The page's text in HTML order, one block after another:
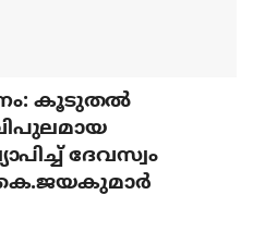
കൂടുതല്‍
ദേവസ്വം